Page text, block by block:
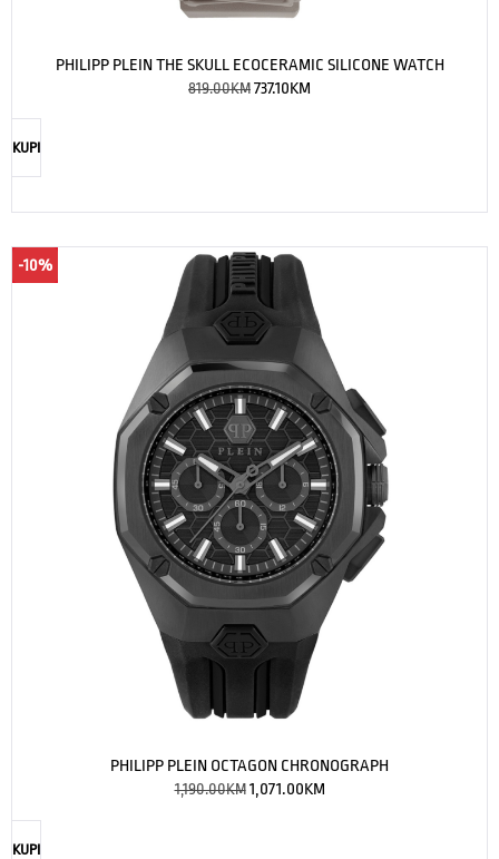
PHILIPP PLEIN THE SKULL ECOCERAMIC SILICONE WATCH
819.00KM737.10KM
KUPI
-10%
PHILIPP PLEIN OCTAGON CHRONOGRAPH
1,190.00KM 1,071.00KM
KUPI